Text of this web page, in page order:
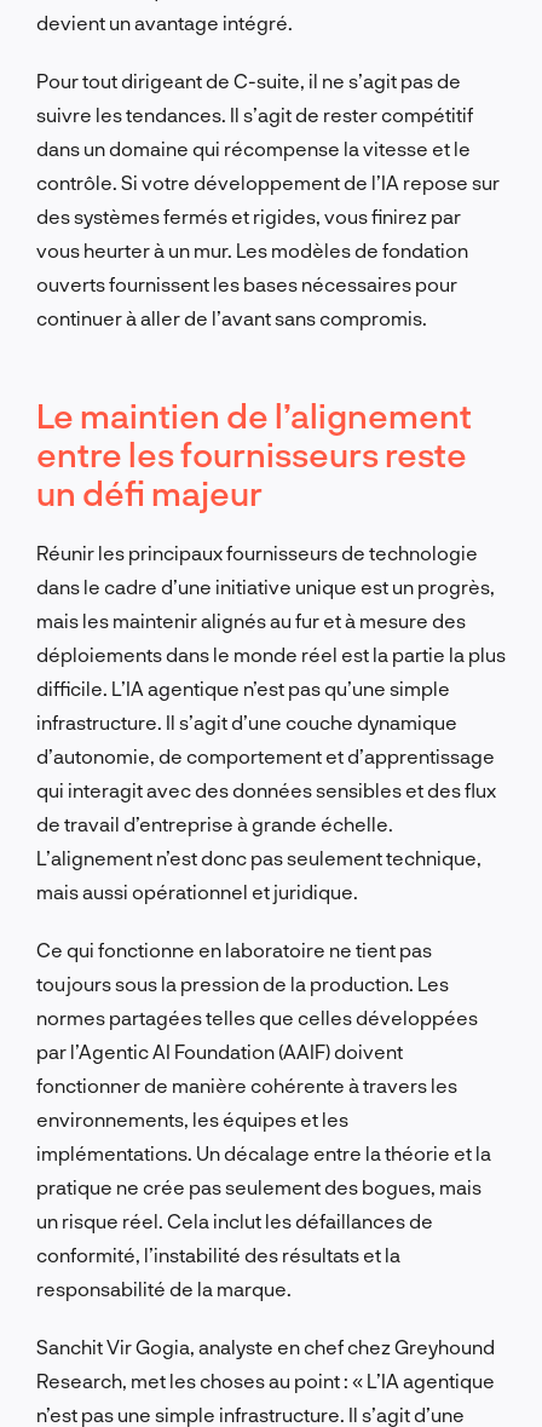
devient un avantage intégré.
Pour tout dirigeant de C-suite, il ne s’agit pas de
suivre les tendances. Il s’agit de rester compétitif
dans un domaine qui récompense la vitesse et le
contrôle. Si votre développement de l’IA repose sur
des systèmes fermés et rigides, vous finirez par
vous heurter à un mur. Les modèles de fondation
ouverts fournissent les bases nécessaires pour
continuer à aller de l’avant sans compromis.
Le maintien de l’alignement
entre les fournisseurs reste
un défi majeur
Réunir les principaux fournisseurs de technologie
dans le cadre d’une initiative unique est un progrès,
mais les maintenir alignés au fur et à mesure des
déploiements dans le monde réel est la partie la plus
difficile. L’IA agentique n’est pas qu’une simple
infrastructure. Il s’agit d’une couche dynamique
d’autonomie, de comportement et d’apprentissage
qui interagit avec des données sensibles et des flux
de travail d’entreprise à grande échelle.
L’alignement n’est donc pas seulement technique,
mais aussi opérationnel et juridique.
Ce qui fonctionne en laboratoire ne tient pas
toujours sous la pression de la production. Les
normes partagées telles que celles développées
par l’Agentic AI Foundation (AAIF) doivent
fonctionner de manière cohérente à travers les
environnements, les équipes et les
implémentations. Un décalage entre la théorie et la
pratique ne crée pas seulement des bogues, mais
un risque réel. Cela inclut les défaillances de
conformité, l’instabilité des résultats et la
responsabilité de la marque.
Sanchit Vir Gogia, analyste en chef chez Greyhound
Research, met les choses au point : « L’IA agentique
n’est pas une simple infrastructure. Il s’agit d’une